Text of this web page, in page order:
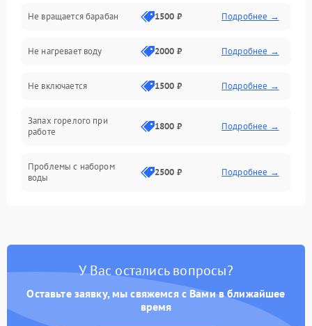
Слив
Программное обеспечение
Не вращается барабан 1500 ₽ Подробнее →
Не нагревает воду 2000 ₽ Подробнее →
Не включается 1500 ₽ Подробнее →
Запах горелого при
работе
1800 ₽ Подробнее →
Проблемы с набором
воды
2500 ₽ Подробнее →
Замена платы управления 2200 ₽ Подробнее →
У Вас остались вопросы?
Оставьте заявку, мы свяжемся с Вами в ближайшее
время